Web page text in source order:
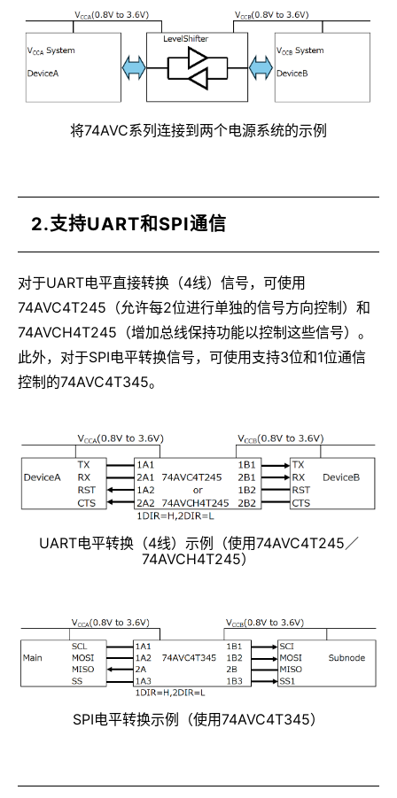
将74AVC系列连接到两个电源系统的示例
2.支持UART和SPI通信
对于UART电平直接转换（4线）信号，可使用
74AVC4T245（允许每2位进行单独的信号方向控制）和
74AVCH4T245（增加总线保持功能以控制这些信号）。
此外，对于SPI电平转换信号，可使用支持3位和1位通信
控制的74AVC4T345。
UART电平转换（4线）示例（使用74AVC4T245／
74AVCH4T245）
SPI电平转换示例（使用74AVC4T345）